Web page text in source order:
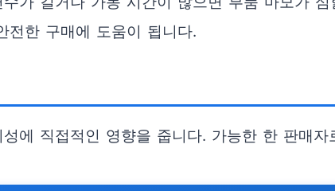
전한 구매에 도움이 됩니다.
에 직접적인 영향을 줍니다. 가능한 한 판매